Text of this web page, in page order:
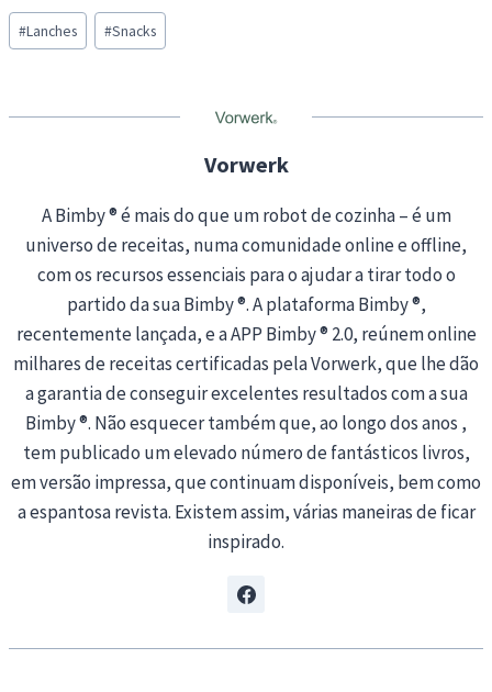
d
i
g
Post
Tags:
#Lanches #Snacks
Vorwerk
A Bimby ® é mais do que um robot de cozinha – é um
universo de receitas, numa comunidade online e offline,
com os recursos essenciais para o ajudar a tirar todo o
partido da sua Bimby ®. A plataforma Bimby ®,
recentemente lançada, e a APP Bimby ® 2.0, reúnem online
milhares de receitas certificadas pela Vorwerk, que lhe dão
a garantia de conseguir excelentes resultados com a sua
Bimby ®. Não esquecer também que, ao longo dos anos ,
tem publicado um elevado número de fantásticos livros,
em versão impressa, que continuam disponíveis, bem como
a espantosa revista. Existem assim, várias maneiras de ficar
inspirado.